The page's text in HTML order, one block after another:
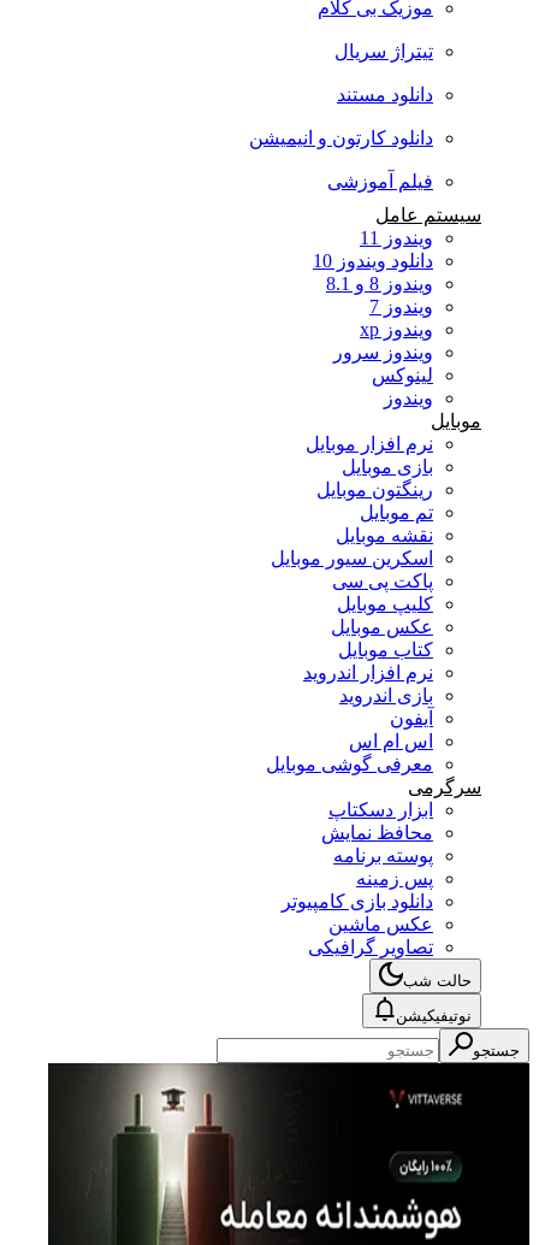
موزیک بی کلام
تیتراژ سریال
دانلود مستند
دانلود کارتون و انیمیشن
فیلم آموزشی
سیستم عامل
ویندوز 11
دانلود ویندوز 10
ویندوز 8 و 8.1
ویندوز 7
ویندوز xp
ویندوز سرور
لینوکس
ویندوز
موبایل
نرم افزار موبایل
بازی موبایل
رینگتون موبایل
تم موبایل
نقشه موبایل
اسکرین سیور موبایل
پاکت پی سی
کلیپ موبایل
عکس موبایل
کتاب موبایل
نرم افزار اندروید
بازی اندروید
آیفون
اس ام اس
معرفی گوشی موبایل
سرگرمی
ابزار دسکتاپ
محافظ نمایش
پوسته برنامه
پس زمینه
دانلود بازی کامپیوتر
عکس ماشین
تصاویر گرافیکی
حالت شب
نوتیفیکیشن
جستجو